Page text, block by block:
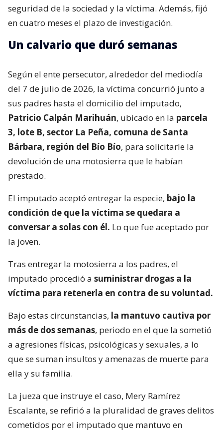
seguridad de la sociedad y la víctima. Además, fijó
en cuatro meses el plazo de investigación.
Un calvario que duró semanas
Según el ente persecutor, alrededor del mediodía
del 7 de julio de 2026, la víctima concurrió junto a
sus padres hasta el domicilio del imputado,
Patricio Calpán Marihuán, ubicado en la parcela
3, lote B, sector La Peña, comuna de Santa
Bárbara, región del Bío Bío, para solicitarle la
devolución de una motosierra que le habían
prestado.
El imputado aceptó entregar la especie, bajo la
condición de que la víctima se quedara a
conversar a solas con él. Lo que fue aceptado por
la joven.
Tras entregar la motosierra a los padres, el
imputado procedió a suministrar drogas a la
víctima para retenerla en contra de su voluntad.
Bajo estas circunstancias, la mantuvo cautiva por
más de dos semanas, periodo en el que la sometió
a agresiones físicas, psicológicas y sexuales, a lo
que se suman insultos y amenazas de muerte para
ella y su familia.
La jueza que instruye el caso, Mery Ramírez
Escalante, se refirió a la pluralidad de graves delitos
cometidos por el imputado que mantuvo en